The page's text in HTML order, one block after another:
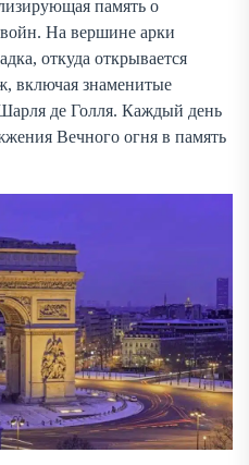
память о
На вершине арки
откуда открывается
включая знаменитые
де Голля. Каждый день
Вечного огня в память